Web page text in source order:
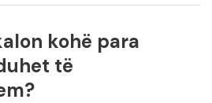
kohë para
të